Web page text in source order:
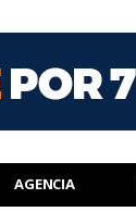
AGENCIA